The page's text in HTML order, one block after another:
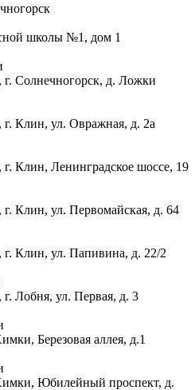
школы №1, дом 1
г. Солнечногорск, д. Ложки
г. Клин, ул. Овражная, д. 2а
г. Клин, Ленинградское шоссе, 19
г. Клин, ул. Первомайская, д. 64
г. Клин, ул. Папивина, д. 22/2
г. Лобня, ул. Первая, д. 3
Березовая аллея, д.1
Юбилейный проспект, д.